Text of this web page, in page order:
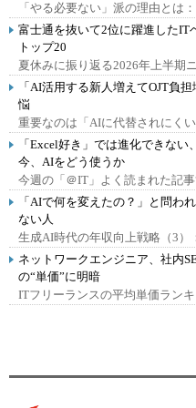
「やる必要ない」派の理由とは：
富士通を抜いて2位に躍進した
トップ20
夏休みに振り返る2026年上半期
「AI活用する新人増えてOJT負
悩
重要なのは「AIに代替されにく
「Excel好き」では進化できな
今、AIをどう使うか
今週の「＠IT」よく読まれた記事
「AIで何を変えたの？」と問わ
ない人
生成AI時代の年収向上戦略（3）
ネットワークエンジニア、社内
の“単価”に明暗
ITフリーランスの平均単価ランキ